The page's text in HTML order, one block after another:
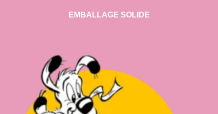
EMBALLAGE SOLIDE